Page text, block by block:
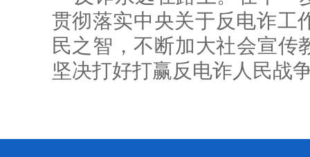
贯彻落实中央关于反电诈工
民之智，不断加大社会宣传
坚决打好打赢反电诈人民战